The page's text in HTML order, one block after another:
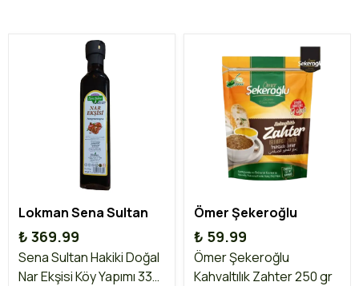
Lokman Sena Sultan
₺ 369.99
Sena Sultan Hakiki Doğal
Nar Ekşisi Köy Yapımı 330
Ömer Şekeroğlu
₺ 59.99
Ömer Şekeroğlu
Kahvaltılık Zahter 250 gr